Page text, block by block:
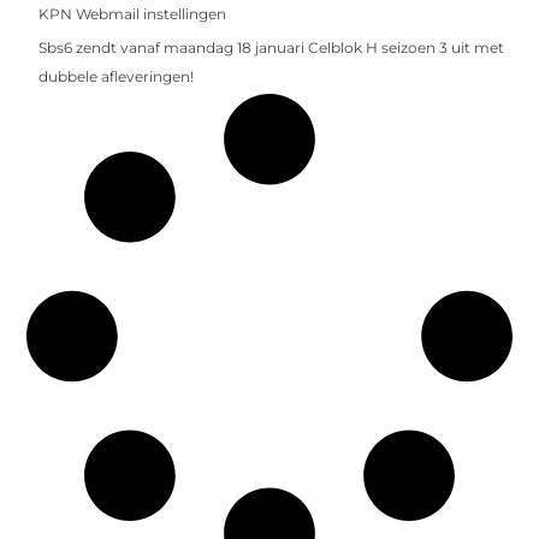
KPN Webmail instellingen
Sbs6 zendt vanaf maandag 18 januari Celblok H seizoen 3 uit met
dubbele afleveringen!